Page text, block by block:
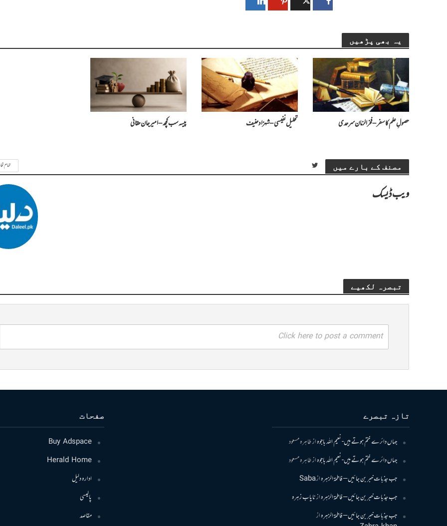
یہ بھی پڑھیں
حصولِ علم کا سفر – فخرالزمان سرحدی تحلیل نفیسی – شہزاد حنیف پیسہ سب کچھ – امیرجان حقانی
مصنف کے بارے میں تمام
ویب ڈیسک
تبصرہ لکھیے
Click here to post a comment
صفحات
Buy Adspace
Herald Home
ادارہ دلیل
پالیسی
مقاصد
تازہ تبصرے
جہاں دائرے ختم ہوتے ہیں- نعیم اللہ باجوہازطاہرہ مسعود
جہاں دائرے ختم ہوتے ہیں- نعیم اللہ باجوہازطاہرہ مسعود
جب جذبات خبر بن جائیں – فاطمۃالزہرہازSaba
جب جذبات خبر بن جائیں – فاطمۃالزہرہازنایاب زہرہ
جب جذبات خبر بن جائیں – فاطمۃالزہرہاز